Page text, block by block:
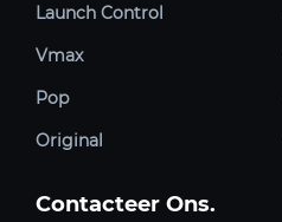
Launch Control
Vmax
Pop
Original
Contacteer Ons.